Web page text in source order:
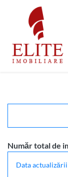
ELITE
Main Nav
Număr total de
Data actualizării